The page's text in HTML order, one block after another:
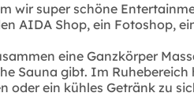
wir super schöne
AIDA Shop, ein Fotoshop,
eine Ganzkörper
Sauna gibt. Im
ein kühles Getränk zu